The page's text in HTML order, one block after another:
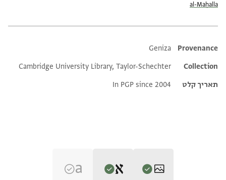
al-Maḥalla
Additional metadata
Provenance
Geniza
Collection
Cambridge University Library, Taylor-Schechter
תאריך קלט
In PGP since 2004